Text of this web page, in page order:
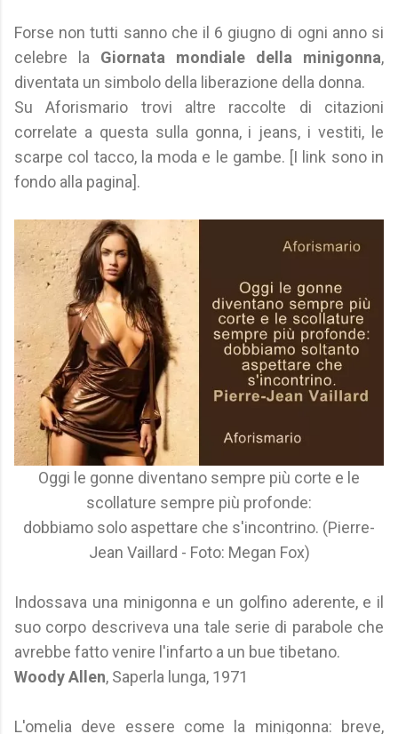
Forse non tutti sanno che il 6 giugno di ogni anno si
celebre la Giornata mondiale della minigonna,
diventata un simbolo della liberazione della donna.
Su Aforismario trovi altre raccolte di citazioni
correlate a questa sulla gonna, i jeans, i vestiti, le
scarpe col tacco, la moda e le gambe. [I link sono in
fondo alla pagina].
Oggi le gonne diventano sempre più corte e le
scollature sempre più profonde:
dobbiamo solo aspettare che s'incontrino. (Pierre-
Jean Vaillard - Foto: Megan Fox)
Indossava una minigonna e un golfino aderente, e il
suo corpo descriveva una tale serie di parabole che
avrebbe fatto venire l'infarto a un bue tibetano.
Woody Allen, Saperla lunga, 1971
L'omelia deve essere come la minigonna: breve,